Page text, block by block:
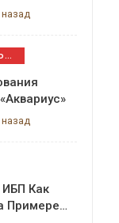
ПРОФЕССИОНАЛЬНОЕ ПРИКЛАДНОЕ ПО
Как
Примере…